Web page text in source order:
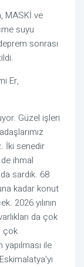
MASKİ ve
suyu
sonrası
Er,
Güzel işleri
İki senedir
ihmal
sardık. 68
kadar konut
2026 yılının
da çok
çok
ile